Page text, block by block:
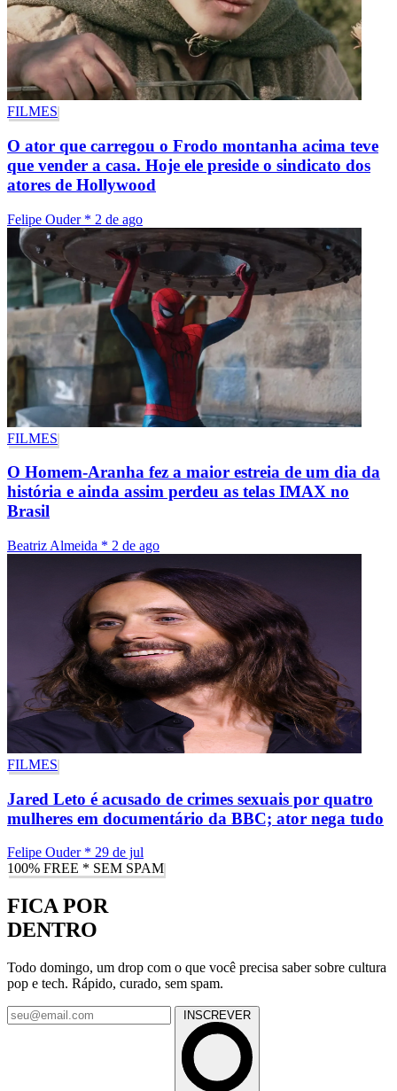
FILMES
O ator que carregou o Frodo montanha acima teve
que vender a casa. Hoje ele preside o sindicato dos
atores de Hollywood
Felipe Ouder * 2 de ago
FILMES
O Homem-Aranha fez a maior estreia de um dia da
história e ainda assim perdeu as telas IMAX no
Brasil
Beatriz Almeida * 2 de ago
FILMES
Jared Leto é acusado de crimes sexuais por quatro
mulheres em documentário da BBC; ator nega tudo
Felipe Ouder * 29 de jul
100% FREE * SEM SPAM
FICA POR
DENTRO
Todo domingo, um drop com o que você precisa saber sobre cultura
pop e tech. Rápido, curado, sem spam.
INSCREVER